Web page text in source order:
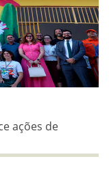
ações de